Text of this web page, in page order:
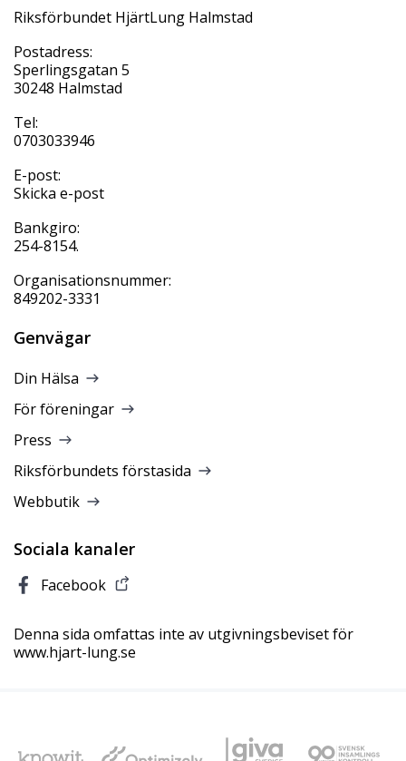
Riksförbundet HjärtLung Halmstad
Postadress:
Sperlingsgatan 5
30248 Halmstad
Tel:
0703033946
E-post:
Skicka e-post
Bankgiro:
254-8154.
Organisationsnummer:
849202-3331
Genvägar
Din Hälsa
För föreningar
Press
Riksförbundets förstasida
Webbutik
Sociala kanaler
Facebook
Denna sida omfattas inte av utgivningsbeviset för
www.hjart-lung.se